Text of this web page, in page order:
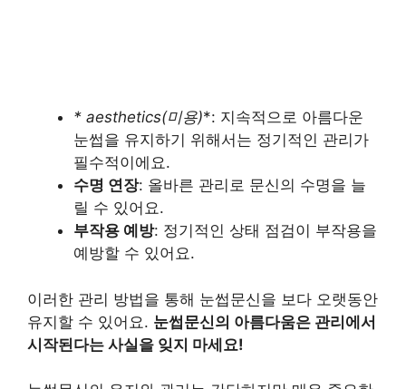
* aesthetics(미용)*: 지속적으로 아름다운
눈썹을 유지하기 위해서는 정기적인 관리가
필수적이에요.
수명 연장: 올바른 관리로 문신의 수명을 늘
릴 수 있어요.
부작용 예방: 정기적인 상태 점검이 부작용을
예방할 수 있어요.
이러한 관리 방법을 통해 눈썹문신을 보다 오랫동안
유지할 수 있어요. 눈썹문신의 아름다움은 관리에서
시작된다는 사실을 잊지 마세요!